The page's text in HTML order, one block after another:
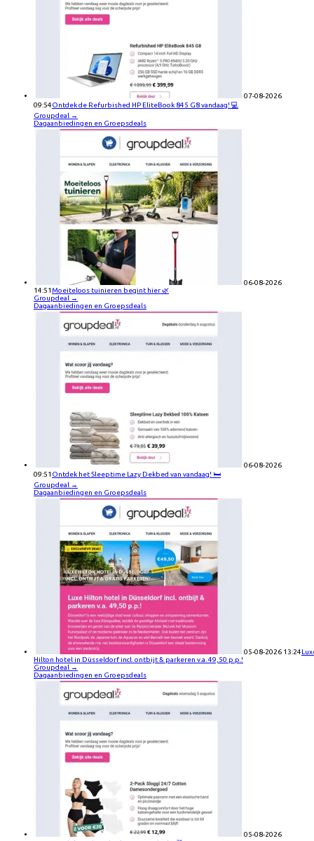
07-08-2026
09:54Ontdek de Refurbished HP EliteBook 845 G8 vandaag! 💻
Groupdeal →
Dagaanbiedingen en Groepsdeals
06-08-2026
14:51 Moeiteloos tuinieren begint hier 🌿
Groupdeal →
Dagaanbiedingen en Groepsdeals
06-08-2026
09:51 Ontdek het Sleeptime Lazy Dekbed van vandaag! 🛏️
Groupdeal →
Dagaanbiedingen en Groepsdeals
05-08-2026 13:24
Hilton hotel in Düsseldorf incl. ontbijt & parkeren v.a. 49,50 p.p.!
Groupdeal →
Dagaanbiedingen en Groepsdeals
05-08-2026